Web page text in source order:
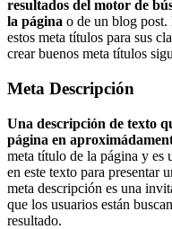
resultados del motor de
la página o de un blog post.
estos meta títulos para sus
crear buenos meta títulos
Meta Descripción
Una descripción de texto
página en
meta título de la página y es
en este texto para presentar
meta descripción es una
que los usuarios están
resultado.